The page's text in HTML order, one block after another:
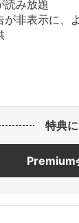
読み放題
非表示に、
特典
Premium